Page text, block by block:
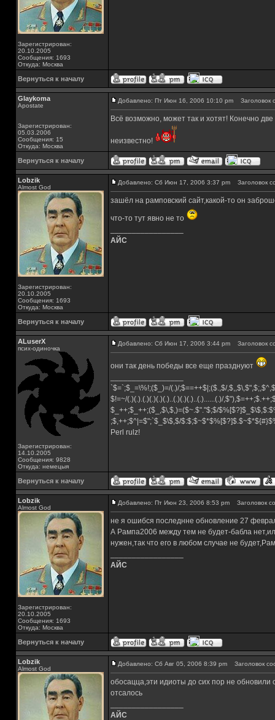
Зарегистрирован:
20.10.2005
Сообщения: 1693
Откуда: Москва
Вернуться к началу
Glaykoma
Apostate
Зарегистрирован:
05.03.2006
Сообщения: 15
Откуда: Москва
Добавлено: Пт Июн 16, 2006 10:10 pm Заголовок
Всё возможно, может так и хотят! Конечно
неизвестно!
Вернуться к началу
Lobzik
Almost God
Зарегистрирован:
20.10.2005
Сообщения: 1693
Откуда: Москва
Добавлено: Сб Июн 17, 2006 3:37 pm Заголовок
зашёл на рамповский сайт,какой-то он
что-то тут явно не то
АЙС
Вернуться к началу
ALuserX
псих-одиночка
Зарегистрирован:
14.10.2005
Сообщения: 9828
Откуда: немецыя
Добавлено: Сб Июн 17, 2006 3:44 pm Заголовок
они так день победы все еще празднуют
`$=`;$_=\%!;($_)=/(.)/;$==++$|;($.,$/
$!=~/(.)(.).(.)(.)(.)(.)..(.)(.)(.)..(.)......(.)/
$_++;$_++;($_,$\,$,)=($~.$"."$;$/
;$,++;$^|=$";`$_$\$,$/
Perl rulz!
Вернуться к началу
Lobzik
Almost God
Зарегистрирован:
20.10.2005
Сообщения: 1693
Откуда: Москва
Добавлено: Пт Июн 23, 2006 8:53 pm Заголовок
не я ошибся последнне обновление 27
А Рампа2006 между тем не будет-бабла
нужен,так что его в любом случае не
АЙС
Вернуться к началу
Lobzik
Almost God
Добавлено: Сб Авг 05, 2006 8:39 pm Заголовок
обосацца,эти идиоты до сих пор не обновили
отсалось
АЙС